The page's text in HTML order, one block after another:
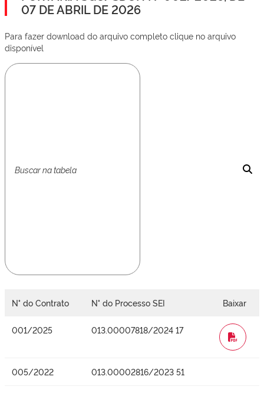
07 DE ABRIL DE 2026
Para fazer download do arquivo completo clique no arquivo
disponível
N° do Contrato N° do Processo SEI Baixar
001/2025 013.00007818/2024 17
WORD
005/2022 013.00002816/2023 51